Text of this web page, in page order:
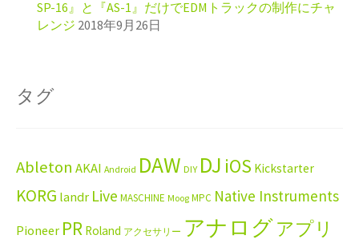
SP-16』と『AS-1』だけでEDMトラックの制作にチャ
レンジ 2018年9月26日
タグ
Ableton AKAI Android DAW DIY DJ iOS Kickstarter
KORG landr Live MASCHINE Moog MPC Native Instruments
Pioneer PR Roland アクセサリー アナログアプリ